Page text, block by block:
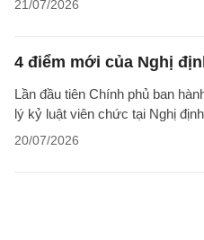
21/07/2026
4 điểm mới của Nghị
Lần đầu tiên Chính phủ ban
lý kỷ luật viên chức tại Nghị
20/07/2026